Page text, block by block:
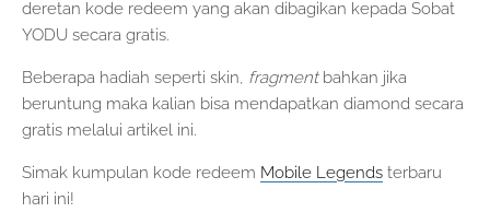
deretan kode redeem yang akan dibagikan kepada Sobat
YODU secara gratis.
Beberapa hadiah seperti skin, fragmentbahkan jika
beruntung maka kalian bisa mendapatkan diamond secara
gratis melalui artikel ini.
Simak kumpulan kode redeem Mobile Legends terbaru
hari ini!